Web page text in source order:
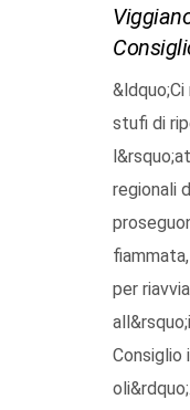
stufi di
regionali
per
Consiglio